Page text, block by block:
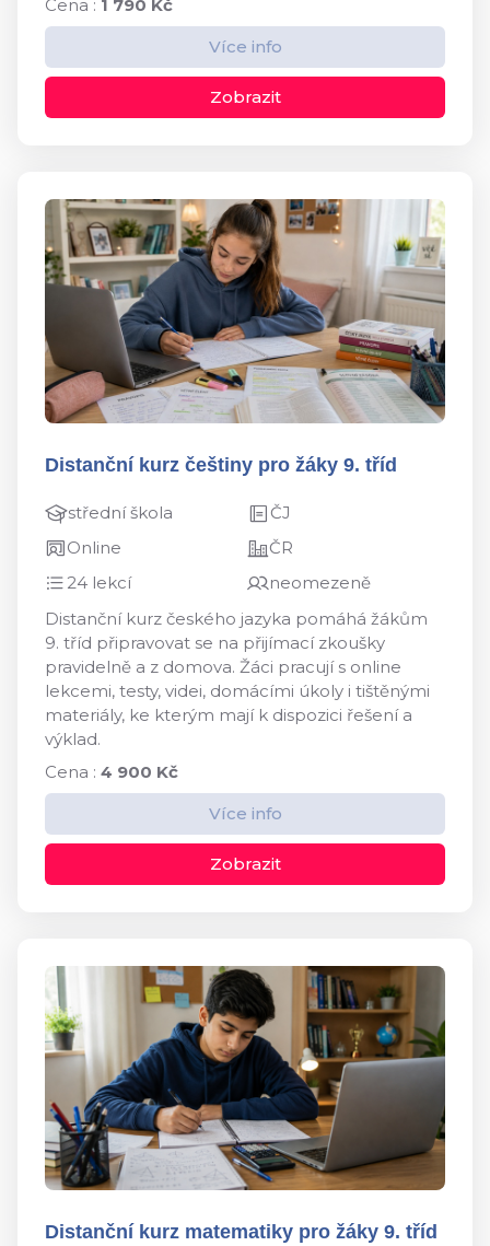
Cena : 1 790 Kč
Více info
Zobrazit
Distanční kurz češtiny pro žáky 9. tříd
střední škola
ČJ
Online
ČR
24 lekcí
neomezeně
Distanční kurz českého jazyka pomáhá žákům
9. tříd připravovat se na přijímací zkoušky
pravidelně a z domova. Žáci pracují s online
lekcemi, testy, videi, domácími úkoly i tištěnými
materiály, ke kterým mají k dispozici řešení a
výklad.
Cena : 4 900 Kč
Více info
Zobrazit
Distanční kurz matematiky pro žáky 9. tříd